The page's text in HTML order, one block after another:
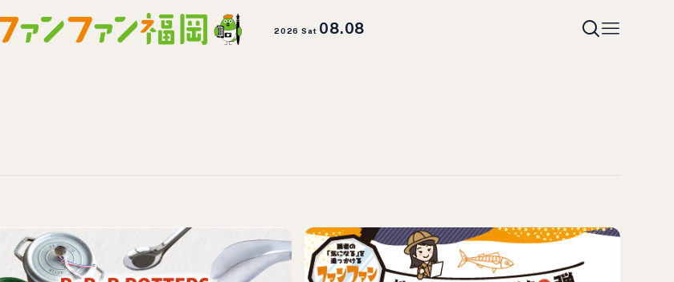
2026 Sat 08.08